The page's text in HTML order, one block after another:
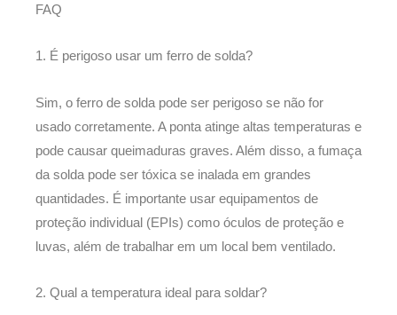
FAQ
1. É perigoso usar um ferro de solda?
Sim, o ferro de solda pode ser perigoso se não for
usado corretamente. A ponta atinge altas temperaturas e
pode causar queimaduras graves. Além disso, a fumaça
da solda pode ser tóxica se inalada em grandes
quantidades. É importante usar equipamentos de
proteção individual (EPIs) como óculos de proteção e
luvas, além de trabalhar em um local bem ventilado.
2. Qual a temperatura ideal para soldar?